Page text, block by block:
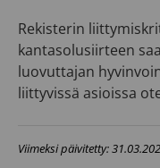
Rekisterin
kantasolusiirteen
luovuttajan
liittyvissä asioissa
Viimeksi päivitetty: